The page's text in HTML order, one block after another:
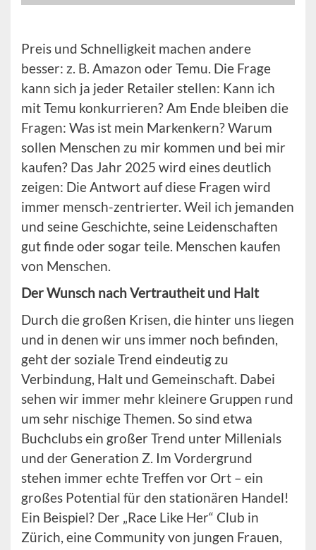
Preis und Schnelligkeit machen andere
besser: z. B. Amazon oder Temu. Die Frage
kann sich ja jeder Retailer stellen: Kann ich
mit Temu konkurrieren? Am Ende bleiben die
Fragen: Was ist mein Markenkern? Warum
sollen Menschen zu mir kommen und bei mir
kaufen? Das Jahr 2025 wird eines deutlich
zeigen: Die Antwort auf diese Fragen wird
immer mensch-zentrierter. Weil ich jemanden
und seine Geschichte, seine Leidenschaften
gut finde oder sogar teile. Menschen kaufen
von Menschen.
Der Wunsch nach Vertrautheit und Halt
Durch die großen Krisen, die hinter uns liegen
und in denen wir uns immer noch befinden,
geht der soziale Trend eindeutig zu
Verbindung, Halt und Gemeinschaft. Dabei
sehen wir immer mehr kleinere Gruppen rund
um sehr nischige Themen. So sind etwa
Buchclubs ein großer Trend unter Millenials
und der Generation Z. Im Vordergrund
stehen immer echte Treffen vor Ort – ein
großes Potential für den stationären Handel!
Ein Beispiel? Der „Race Like Her“ Club in
Zürich, eine Community von jungen Frauen,